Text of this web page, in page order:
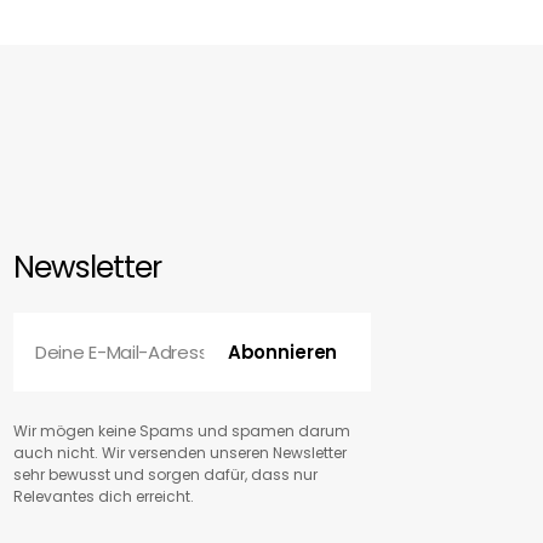
Newsletter
Deine E-Mail-Adresse
Abonnieren
Wir mögen keine Spams und spamen darum
auch nicht. Wir versenden unseren Newsletter
sehr bewusst und sorgen dafür, dass nur
Relevantes dich erreicht.